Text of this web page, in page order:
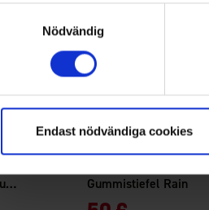
Nödvändig
Endast nödvändiga cookies
Damen Winter-Gummistiefel Storuman Niedrig Gummistiefel Rain